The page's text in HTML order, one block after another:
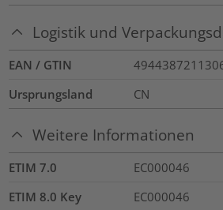
Logistik und
EAN / GTIN
Ursprungsland
CN
Weitere Informationen
ETIM 7.0
EC000046
ETIM 8.0 Key
EC000046